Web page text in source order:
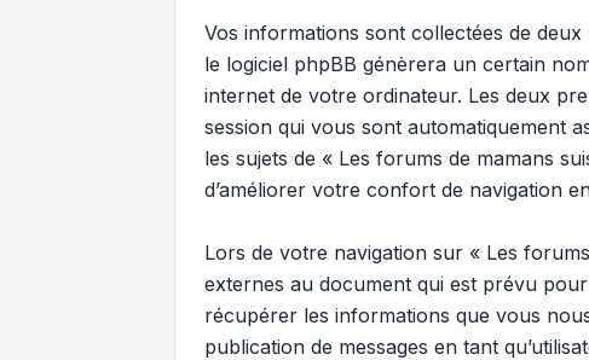
Vos informations sont collectées de
le logiciel phpBB génèrera un certain
internet de votre ordinateur. Les deux
session qui vous sont automatiquement
les sujets de « Les forums de mamans
d’améliorer votre confort de navigation
Lors de votre navigation sur « Les
externes au document qui est prévu
récupérer les informations que vous
publication de messages en tant